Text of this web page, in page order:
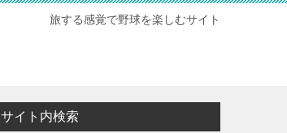
旅する感覚で野球を楽しむサイト
サイト内検索